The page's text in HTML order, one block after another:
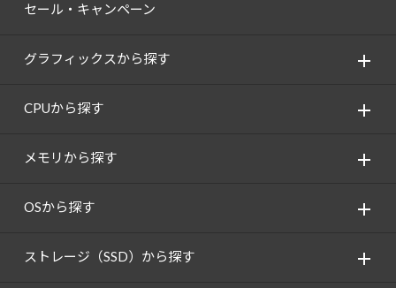
セール・キャンペーン
グラフィックスから探す
CPUから探す
メモリから探す
OSから探す
ストレージ（SSD）から探す